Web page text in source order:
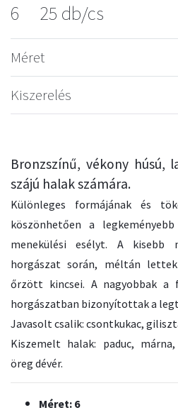
6 25 db/cs
Méret
Kiszerelés
Bronzszínű, vékony húsú,
szájú halak számára.
Különleges formájának és
köszönhetően a
menekülési esélyt. A kisebb
horgászat során, méltán
őrzött kincsei. A nagyobbak a
horgászatban bizonyítottak a
Javasolt csalik: csontkukac,
Kiszemelt halak: paduc,
öreg dévér.
Méret: 6